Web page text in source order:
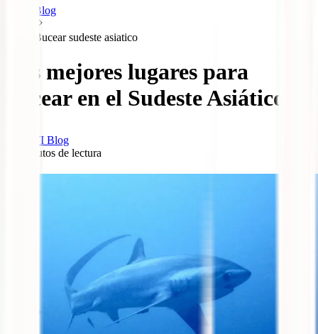
Blog
Bucear sudeste asiatico
Los mejores lugares para
bucear en el Sudeste Asiático
IATI Blog
minutos de lectura